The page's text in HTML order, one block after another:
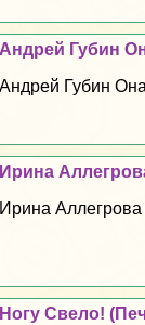
Андрей Губин
Андрей Губин
Ирина
Ирина Аллегрова
Ногу Свело!